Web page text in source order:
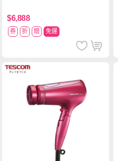
$6,888
券 折 贈 免運